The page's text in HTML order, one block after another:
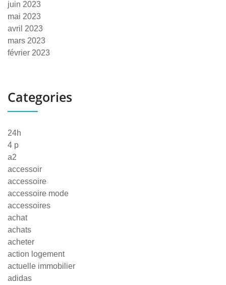
juin 2023
mai 2023
avril 2023
mars 2023
février 2023
Categories
24h
4 p
a2
accessoir
accessoire
accessoire mode
accessoires
achat
achats
acheter
action logement
actuelle immobilier
adidas